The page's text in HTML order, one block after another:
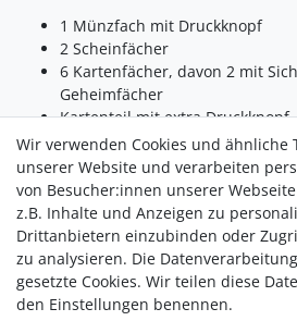
1 Münzfach mit Druckknopf
2 Scheinfächer
6 Kartenfächer, davon 2 mit
Geheimfächer
Kartenteil mit extra Druckknopf
Info:
Bei der Farbe benholz um
von etwa 1,8 mm, das an seiner
Hartwachs von Hand poliert wird und
seinen unverwechselbaren
Bearbeitung wird jeder Artikel zu
Die Metallteile an dieser Tasche sind
Wir verwenden Cookies und ähnliche
unserer Website und verarbeiten
von Besucher:innen unserer Webseite
z.B. Inhalte und Anzeigen zu
Drittanbietern einzubinden oder
zu analysieren. Die
gesetzte Cookies. Wir teilen diese
den Einstellungen benennen.